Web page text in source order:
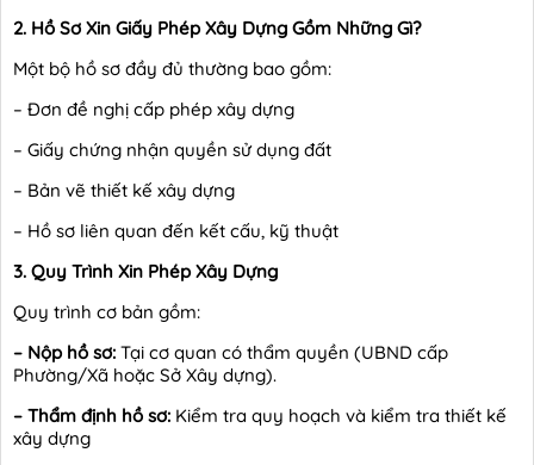
2. Hồ Sơ Xin Giấy Phép Xây Dựng Gồm Những Gì?
Một bộ hồ sơ đầy đủ thường bao gồm:
– Đơn đề nghị cấp phép xây dựng
– Giấy chứng nhận quyền sử dụng đất
– Bản vẽ thiết kế xây dựng
– Hồ sơ liên quan đến kết cấu, kỹ thuật
3. Quy Trình Xin Phép Xây Dựng
Quy trình cơ bản gồm:
– Nộp hồ sơ: Tại cơ quan có thẩm quyền (UBND cấp
Phường/Xã hoặc Sở Xây dựng).
– Thẩm định hồ sơ: Kiểm tra quy hoạch và kiểm tra thiết kế
xây dựng